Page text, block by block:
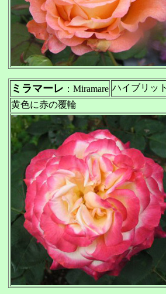
ミラマーレ ：Miramare ハイブリッ
黄色に赤の覆輪